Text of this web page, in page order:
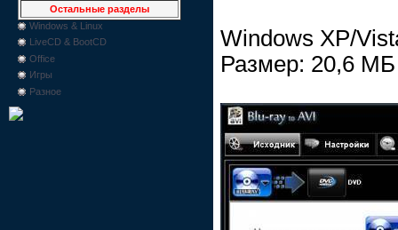
Остальные разделы
Windows & Linux
LiveCD & BootCD
Office
Игры
Разное
Windows XP/
Размер: 20,6 МБ